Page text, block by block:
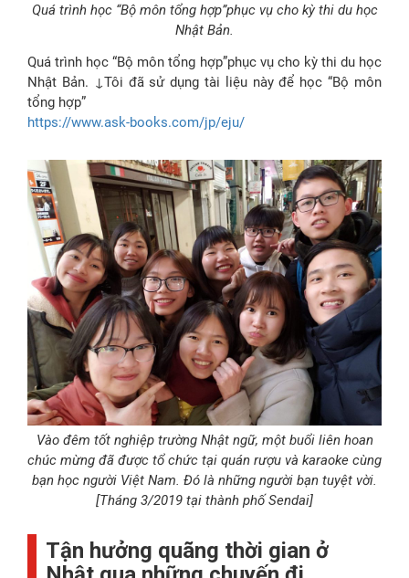
Quá trình học “Bộ môn tổng hợp”phục vụ cho kỳ thi du học
Nhật Bản.
Quá trình học “Bộ môn tổng hợp”phục vụ cho kỳ thi du học
Nhật Bản. ↓Tôi đã sử dụng tài liệu này để học “Bộ môn
tổng hợp”
https://www.ask-books.com/jp/eju/
Vào đêm tốt nghiệp trường Nhật ngữ, một buổi liên hoan
chúc mừng đã được tổ chức tại quán rượu và karaoke cùng
bạn học người Việt Nam. Đó là những người bạn tuyệt vời.
[Tháng 3/2019 tại thành phố Sendai]
Tận hưởng quãng thời gian ở